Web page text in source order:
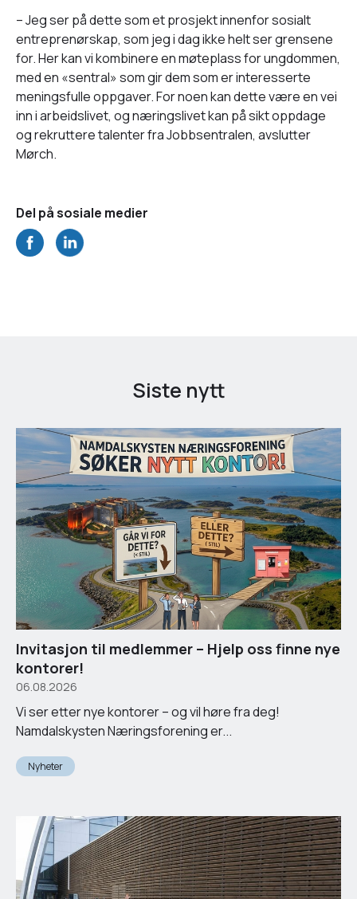
– Jeg ser på dette som et prosjekt innenfor sosialt
entreprenørskap, som jeg i dag ikke helt ser grensene
for. Her kan vi kombinere en møteplass for ungdommen,
med en «sentral» som gir dem som er interesserte
meningsfulle oppgaver. For noen kan dette være en vei
inn i arbeidslivet, og næringslivet kan på sikt oppdage
og rekruttere talenter fra Jobbsentralen, avslutter
Mørch.
Del på sosiale medier
Siste nytt
Invitasjon til medlemmer – Hjelp oss finne nye
kontorer!
06.08.2026
Vi ser etter nye kontorer – og vil høre fra deg!
Namdalskysten Næringsforening er...
Nyheter